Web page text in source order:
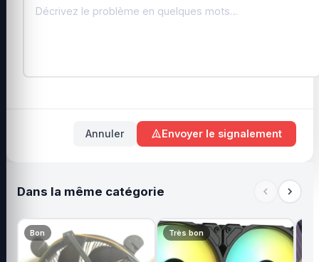
Annuler Envoyer le signalement
Dans la même catégorie
Bon Très bon